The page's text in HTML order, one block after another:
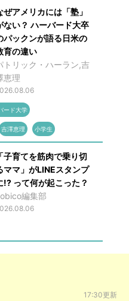
ぜアメリカには「塾」
ない？ ハーバード大卒
パックンが語る日米の
育の違い
トリック・ハーラン,吉
恵理
ード大学
吉澤恵理 小学生
「子育てを筋肉で乗り切
ママ」がLINEスタンプ
!? って何が起こった？
編集部
17:30更新